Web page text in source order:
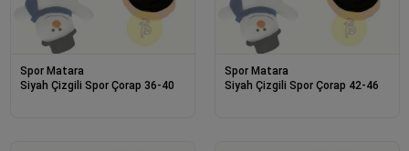
Spor Matara
Siyah Çizgili Spor Çorap 36-40
Spor Matara
Siyah Çizgili Spor Çorap 42-46